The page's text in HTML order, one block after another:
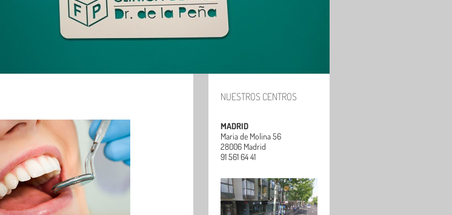
NUESTROS CENTROS
MADRID
Maria de Molina 56
28006 Madrid
91 561 64 41